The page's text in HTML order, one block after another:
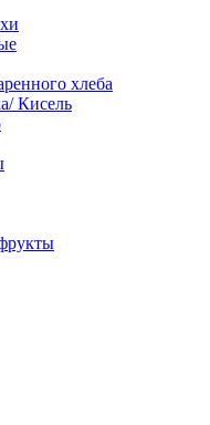
хлеба
Кисель